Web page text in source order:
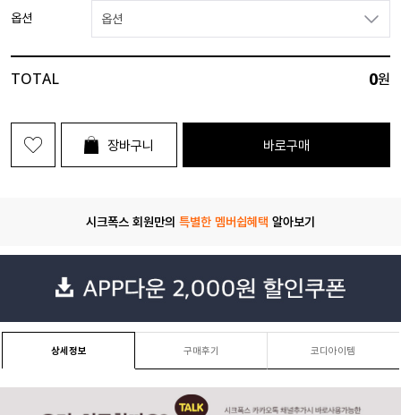
옵션 옵션
TOTAL 0원
장바구니 바로구매
시크폭스 회원만의 특별한 멤버쉽혜택 알아보기
상세정보 구매후기 코디아이템